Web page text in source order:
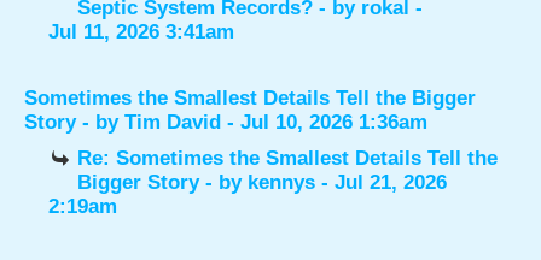
Septic System Records? - by rokal -
Jul 11, 2026 3:41am
Sometimes the Smallest Details Tell the Bigger
Story - by Tim David - Jul 10, 2026 1:36am
Re: Sometimes the Smallest Details Tell the
Bigger Story - by kennys - Jul 21, 2026
2:19am